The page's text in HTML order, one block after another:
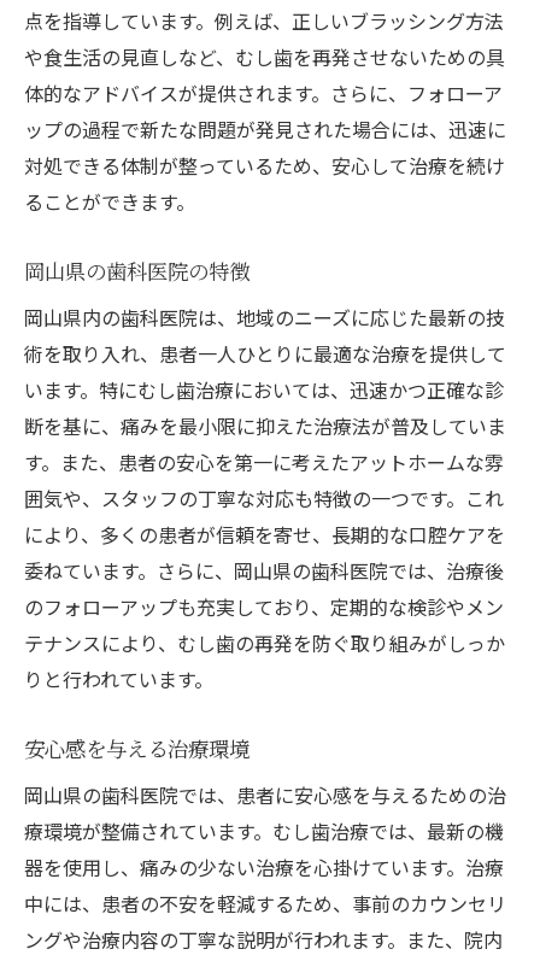
点を指導しています。例えば、正しいブラッシング方法
や食生活の見直しなど、むし歯を再発させないための具
体的なアドバイスが提供されます。さらに、フォローア
ップの過程で新たな問題が発見された場合には、迅速に
対処できる体制が整っているため、安心して治療を続け
ることができます。
岡山県の歯科医院の特徴
岡山県内の歯科医院は、地域のニーズに応じた最新の技
術を取り入れ、患者一人ひとりに最適な治療を提供して
います。特にむし歯治療においては、迅速かつ正確な診
断を基に、痛みを最小限に抑えた治療法が普及していま
す。また、患者の安心を第一に考えたアットホームな雰
囲気や、スタッフの丁寧な対応も特徴の一つです。これ
により、多くの患者が信頼を寄せ、長期的な口腔ケアを
委ねています。さらに、岡山県の歯科医院では、治療後
のフォローアップも充実しており、定期的な検診やメン
テナンスにより、むし歯の再発を防ぐ取り組みがしっか
りと行われています。
安心感を与える治療環境
岡山県の歯科医院では、患者に安心感を与えるための治
療環境が整備されています。むし歯治療では、最新の機
器を使用し、痛みの少ない治療を心掛けています。治療
中には、患者の不安を軽減するため、事前のカウンセリ
ングや治療内容の丁寧な説明が行われます。また、院内